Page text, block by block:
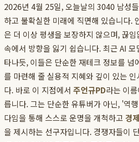
2026년 4월 25일, 오늘날의 3040 남성
하고 불확실한 미래에 직면해 있습니다.
은 더 이상 평생을 보장하지 않으며, 끊
속에서 방향을 잃기 쉽습니다. 최근 AI
타나듯, 이들은 단순한 재테크 정보를 넘
를 마련해 줄 실용적 지혜와 깊이 있는
다. 바로 이 지점에서 주언규PD라는 이
릅니다. 그는 단순한 유튜버가 아닌, '역
다임을 통해 스스로 운명을 개척하고 경
을 제시하는 선구자입니다. 경쟁자들이